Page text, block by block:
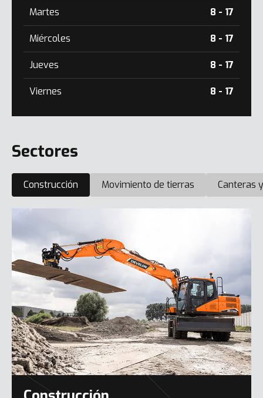
Martes 8 - 17
Miércoles 8 - 17
Jueves 8 - 17
Viernes 8 - 17
Sectores
Construcción Movimiento de tierras Canteras